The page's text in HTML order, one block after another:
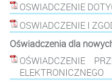
OSWIADCZENIE
OSWIADCZENIE I
Oświadczenia dla
OŚWIADCZENIE
ELEKTRONICZNEGO